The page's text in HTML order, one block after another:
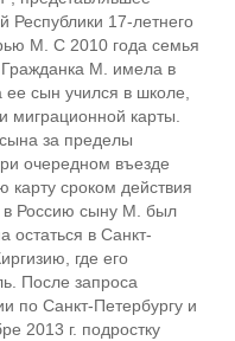
Республики 17-летнего
М. С 2010 года семья
Гражданка М. имела в
сын учился в школе,
миграционной карты.
за пределы
очередном въезде
карту сроком действия
в Россию сыну М. был
в Санкт-
где его
После запроса
по Санкт-Петербургу и
2013 г. подростку